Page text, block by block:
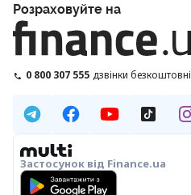
Розраховуйте на
0 800 307 555 дзвінки безкоштовні
Застосунок від Finance.ua